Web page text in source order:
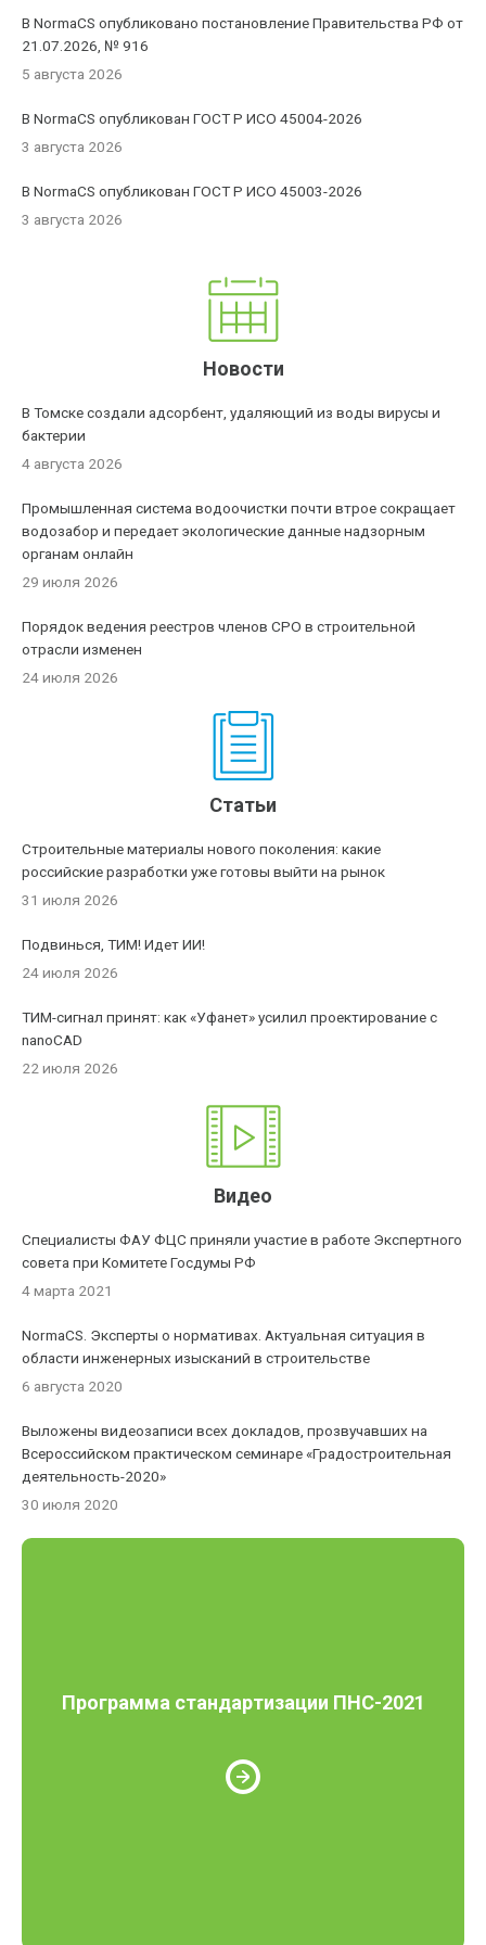
В NormaCS опубликовано постановление Правительства РФ от
21.07.2026, № 916
5 августа 2026
В NormaCS опубликован ГОСТ Р ИСО 45004-2026
3 августа 2026
В NormaCS опубликован ГОСТ Р ИСО 45003-2026
3 августа 2026
Новости
В Томске создали адсорбент, удаляющий из воды вирусы и
бактерии
4 августа 2026
Промышленная система водоочистки почти втрое сокращает
водозабор и передает экологические данные надзорным
органам онлайн
29 июля 2026
Порядок ведения реестров членов СРО в строительной
отрасли изменен
24 июля 2026
Статьи
Строительные материалы нового поколения: какие
российские разработки уже готовы выйти на рынок
31 июля 2026
Подвинься, ТИМ! Идет ИИ!
24 июля 2026
ТИМ-сигнал принят: как «Уфанет» усилил проектирование с
nanoCAD
22 июля 2026
Видео
Специалисты ФАУ ФЦС приняли участие в работе Экспертного
совета при Комитете Госдумы РФ
4 марта 2021
NormaCS. Эксперты о нормативах. Актуальная ситуация в
области инженерных изысканий в строительстве
6 августа 2020
Выложены видеозаписи всех докладов, прозвучавших на
Всероссийском практическом семинаре «Градостроительная
деятельность-2020»
30 июля 2020
Программа стандартизации ПНС-2021